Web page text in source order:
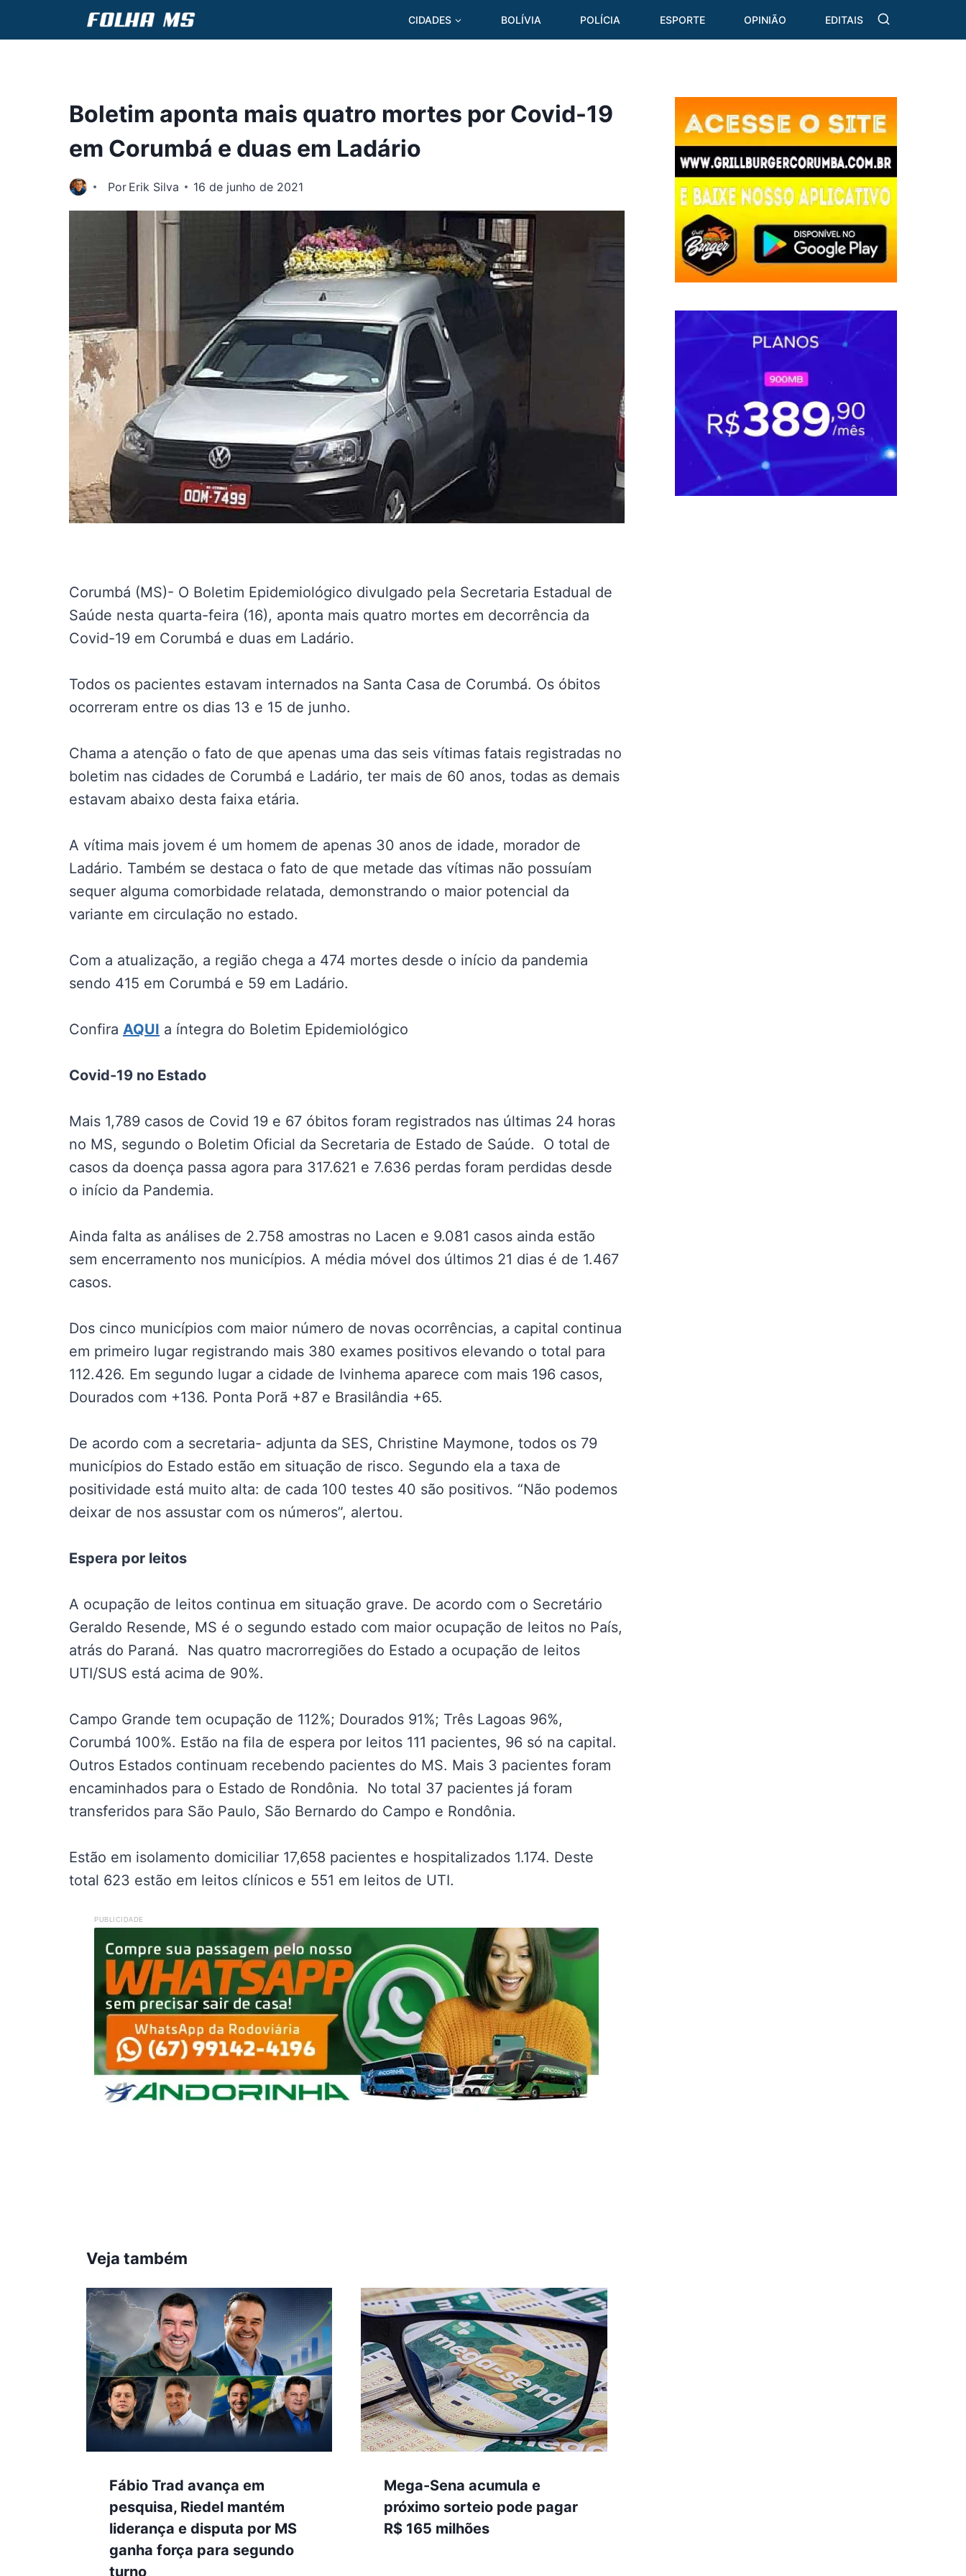
CIDADES BOLÍVIA POLÍCIA ESPORTE OPINIÃO EDITAIS
Boletim aponta mais quatro mortes por Covid-19
em Corumbá e duas em Ladário
Por Erik Silva 16 de junho de 2021
Corumbá (MS)- O Boletim Epidemiológico divulgado pela Secretaria Estadual de
Saúde nesta quarta-feira (16), aponta mais quatro mortes em decorrência da
Covid-19 em Corumbá e duas em Ladário.
Todos os pacientes estavam internados na Santa Casa de Corumbá. Os óbitos
ocorreram entre os dias 13 e 15 de junho.
Chama a atenção o fato de que apenas uma das seis vítimas fatais registradas no
boletim nas cidades de Corumbá e Ladário, ter mais de 60 anos, todas as demais
estavam abaixo desta faixa etária.
A vítima mais jovem é um homem de apenas 30 anos de idade, morador de
Ladário. Também se destaca o fato de que metade das vítimas não possuíam
sequer alguma comorbidade relatada, demonstrando o maior potencial da
variante em circulação no estado.
Com a atualização, a região chega a 474 mortes desde o início da pandemia
sendo 415 em Corumbá e 59 em Ladário.
Confira AQUI a íntegra do Boletim Epidemiológico
Covid-19 no Estado
Mais 1,789 casos de Covid 19 e 67 óbitos foram registrados nas últimas 24 horas
no MS, segundo o Boletim Oficial da Secretaria de Estado de Saúde. O total de
casos da doença passa agora para 317.621 e 7.636 perdas foram perdidas desde
o início da Pandemia.
Ainda falta as análises de 2.758 amostras no Lacen e 9.081 casos ainda estão
sem encerramento nos municípios. A média móvel dos últimos 21 dias é de 1.467
casos.
Dos cinco municípios com maior número de novas ocorrências, a capital continua
em primeiro lugar registrando mais 380 exames positivos elevando o total para
112.426. Em segundo lugar a cidade de Ivinhema aparece com mais 196 casos,
Dourados com +136. Ponta Porã +87 e Brasilândia +65.
De acordo com a secretaria- adjunta da SES, Christine Maymone, todos os 79
municípios do Estado estão em situação de risco. Segundo ela a taxa de
positividade está muito alta: de cada 100 testes 40 são positivos. “Não podemos
deixar de nos assustar com os números”, alertou.
Espera por leitos
A ocupação de leitos continua em situação grave. De acordo com o Secretário
Geraldo Resende, MS é o segundo estado com maior ocupação de leitos no País,
atrás do Paraná. Nas quatro macrorregiões do Estado a ocupação de leitos
UTI/SUS está acima de 90%.
Campo Grande tem ocupação de 112%; Dourados 91%; Três Lagoas 96%,
Corumbá 100%. Estão na fila de espera por leitos 111 pacientes, 96 só na capital.
Outros Estados continuam recebendo pacientes do MS. Mais 3 pacientes foram
encaminhados para o Estado de Rondônia. No total 37 pacientes já foram
transferidos para São Paulo, São Bernardo do Campo e Rondônia.
Estão em isolamento domiciliar 17,658 pacientes e hospitalizados 1.174. Deste
total 623 estão em leitos clínicos e 551 em leitos de UTI.
PUBLICIDADE
Veja também
Fábio Trad avança em
pesquisa, Riedel mantém
liderança e disputa por MS
ganha força para segundo
turno
Mega-Sena acumula e
próximo sorteio pode pagar
R$ 165 milhões